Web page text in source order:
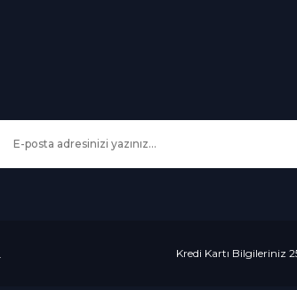
Kredi Kartı Bilgileriniz